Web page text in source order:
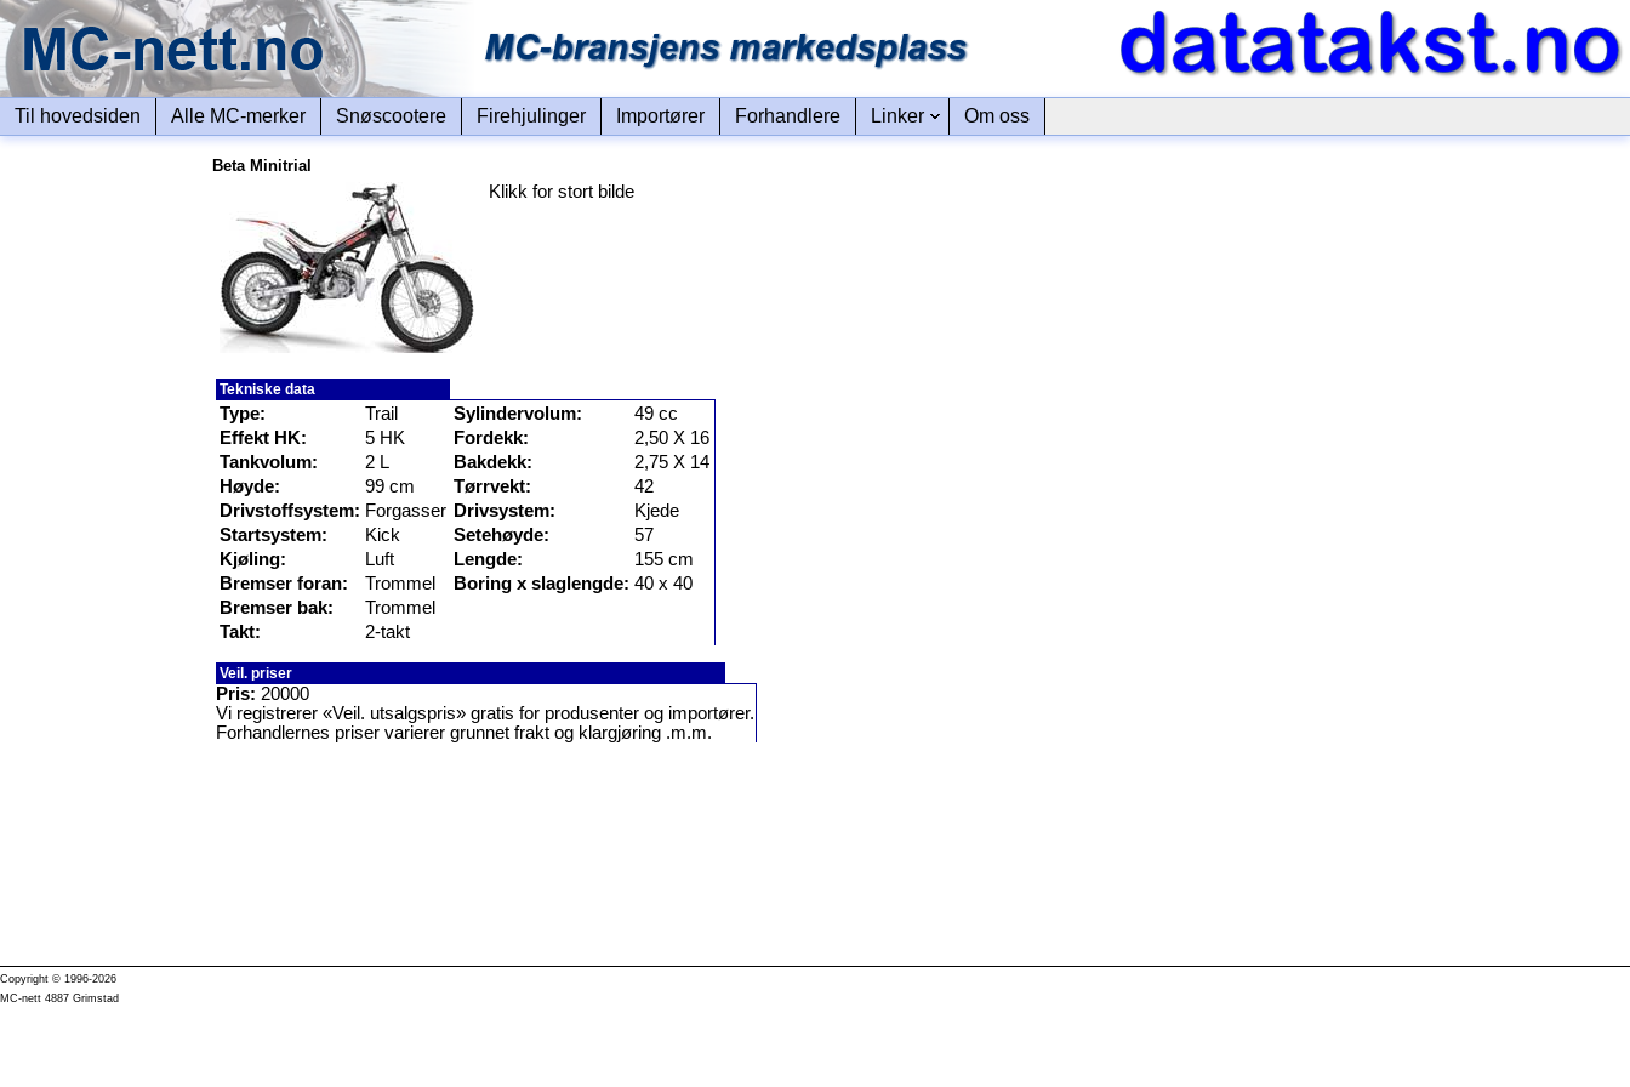
Til hovedsiden Alle MC-merker Snøscootere Firehjulinger Importører Forhandlere Linker Om oss
Beta Minitrial
Klikk for stort bilde
Tekniske data
Type:
Trail
Effekt HK:
5 HK
Tankvolum:
2 L
Høyde:
99 cm
Drivstoffsystem: Forgasser
Startsystem:
Kick
Kjøling:
Luft
Bremser foran:
Trommel
Bremser bak:
Trommel
Takt:
2-takt
Sylindervolum:
49 cc
Fordekk:
2,50 X 16
Bakdekk:
2,75 X 14
Tørrvekt:
42
Drivsystem:
Kjede
Setehøyde:
57
Lengde:
155 cm
Boring x slaglengde: 40 x 40
Veil. priser
Pris: 20000
Vi registrerer «Veil. utsalgspris» gratis for produsenter og importører.
Forhandlernes priser varierer grunnet frakt og klargjøring .m.m.
Copyright © 1996-2026
MC-nett 4887 Grimstad